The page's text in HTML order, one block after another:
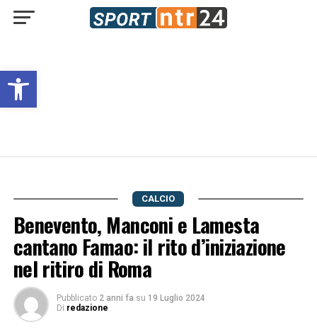
Open toolbar
CALCIO
Benevento, Manconi e Lamesta
cantano Famao: il rito d’iniziazione
nel ritiro di Roma
Pubblicato 2 anni fa su 19 Luglio 2024
Di redazione